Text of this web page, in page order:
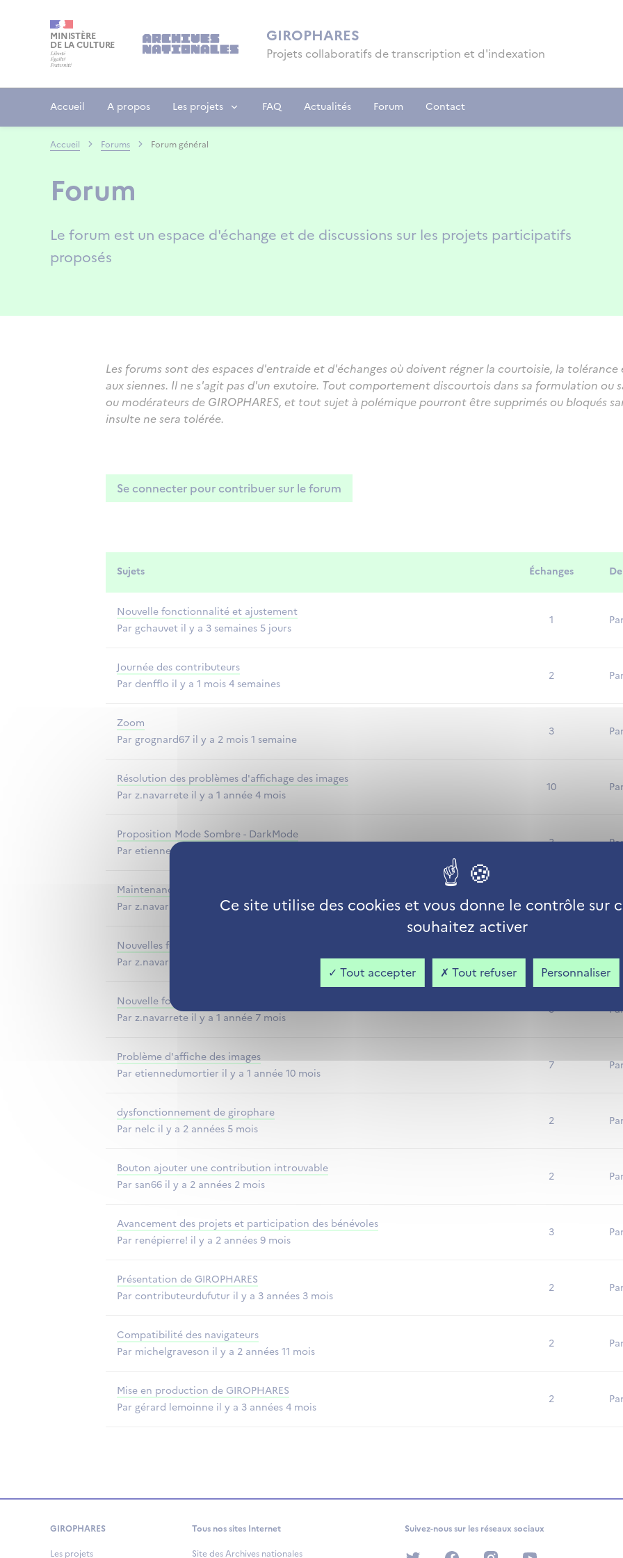
MINISTÈRE
DE LA CULTURE GIROPHARES
Projets collaboratifs de transcription et d'indexation
Accueil A propos Les projets FAQ Actualités Forum Contact
Accueil Forums Forum général
Forum
Le forum est un espace d'échange et de discussions sur les projets participatifs
proposés
Les forums sont des espaces d'entraide et d'échanges où doivent régner la courtoisie, la
aux siennes. Il ne s'agit pas d'un exutoire. Tout comportement discourtois dans sa formulation ou
ou modérateurs de GIROPHARES, et tout sujet à polémique pourront être supprimés ou bloqués
insulte ne sera tolérée.
Se connecter pour contribuer sur le forum
Sujets Échanges
Nouvelle fonctionnalité et ajustement
Par gchauvet il y a 3 semaines 5 jours
1
Journée des contributeurs
Par denfflo il y a 1 mois 4 semaines
2
Zoom
Par grognard67 il y a 2 mois 1 semaine
3
Résolution des problèmes d'affichage des images
Par z.navarrete il y a 1 année 4 mois
10
Proposition Mode Sombre - DarkMode
Par etiennedumortier il y a 5 mois 3 semaines
3
Maintenance de GIROPHARES
Par z.navarrete il y a 1 année 8 mois
3
Nouvelles fonctionnalités du forum
Par z.navarrete il y a 1 année 3 mois
Nouvelle fonctionnalité "Ma participation"
Par z.navarrete il y a 1 année 7 mois
3
Problème d'affiche des images
Par etiennedumortier il y a 1 année 10 mois
7
dysfonctionnement de girophare
Par nelc il y a 2 années 5 mois
2
Bouton ajouter une contribution introuvable
Par san66 il y a 2 années 2 mois
2
Avancement des projets et participation des bénévoles
Par renépierre! il y a 2 années 9 mois
3
Présentation de GIROPHARES
Par contributeurdufutur il y a 3 années 3 mois
2
Compatibilité des navigateurs
Par michelgraveson il y a 2 années 11 mois
2
Mise en production de GIROPHARES
Par gérard lemoinne il y a 3 années 4 mois
2
GIROPHARES
Les projets
Tous nos sites Internet
Site des Archives nationales
Suivez-nous sur les réseaux sociaux
Ce site utilise des cookies et vous donne le contrôle sur
souhaitez activer
Tout accepter Tout refuser Personnaliser